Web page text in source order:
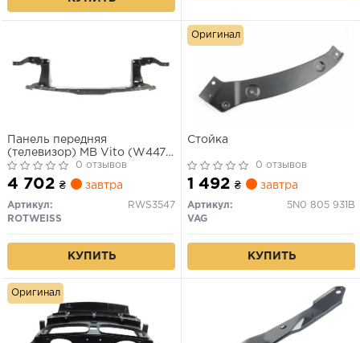
Панель передняя
(телевизор) MB Vito (W447)
14-
0 отзывов
4 702 ₴ завтра
Артикул:
RWS3547
ROTWEISS
КУПИТЬ
Стойка
0 отзывов
1 492 ₴ завтра
Артикул:
5N0 805 931B
VAG
КУПИТЬ
Оригинал
Оригинал